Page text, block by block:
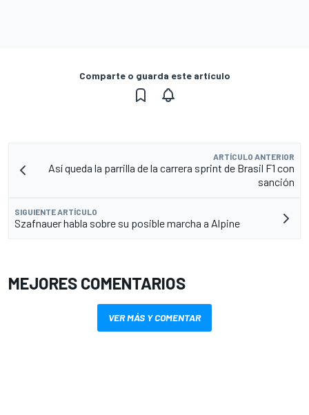
Comparte o guarda este artículo
ARTÍCULO ANTERIOR
Así queda la parrilla de la carrera sprint de Brasil F1 con
sanción
SIGUIENTE ARTÍCULO
Szafnauer habla sobre su posible marcha a Alpine
MEJORES COMENTARIOS
VER MÁS Y COMENTAR